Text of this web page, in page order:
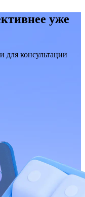
уже
для консультации